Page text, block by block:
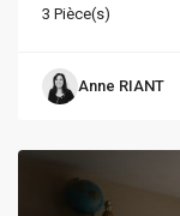
3 Pièce(s)
Anne RIANT